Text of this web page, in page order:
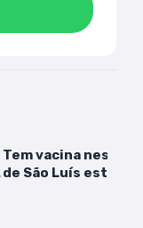
Tem vacina neste
de São Luís